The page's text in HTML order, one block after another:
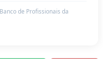
de Profissionais da